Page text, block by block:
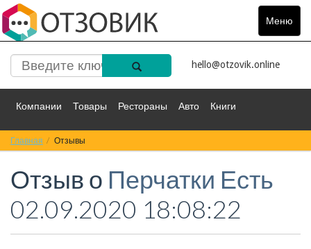
Меню
Toggle
hello@otzovik.online
Компании Товары Рестораны Авто Книги
Спорт Фильмы
Красота Здоровье Остальное
Главная Отзывы
Отзыв о Перчатки Есть
02.09.2020 18:08:22